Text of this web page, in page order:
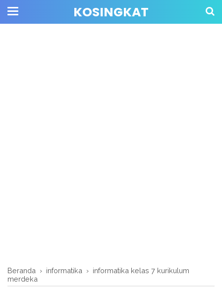
KOSINGKAT
Beranda › informatika › informatika kelas 7 kurikulum
merdeka